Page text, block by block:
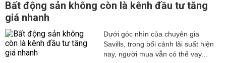
Bất động sản không còn là kênh đầu tư tăng
giá nhanh
Dưới góc nhìn của chuyên gia
Savills, trong bối cảnh lãi suất hiện
nay, người mua vẫn có thể vay...